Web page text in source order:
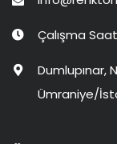
Çalışma
Dumlupınar,
Ümraniye/